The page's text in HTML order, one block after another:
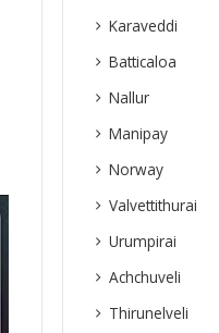
Karaveddi
Batticaloa
Nallur
Manipay
Norway
Valvettithurai
Urumpirai
Achchuveli
Thirunelveli